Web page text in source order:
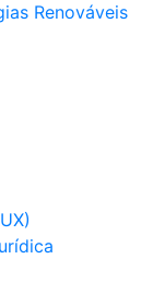
Renováveis